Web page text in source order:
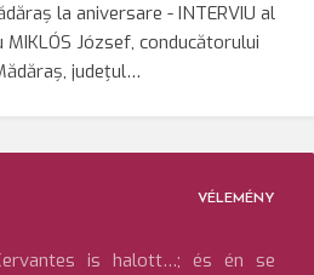
la aniversare - INTERVIU al
József, conducătorului
județul…
VÉLEMÉNY
is halott…; és én se